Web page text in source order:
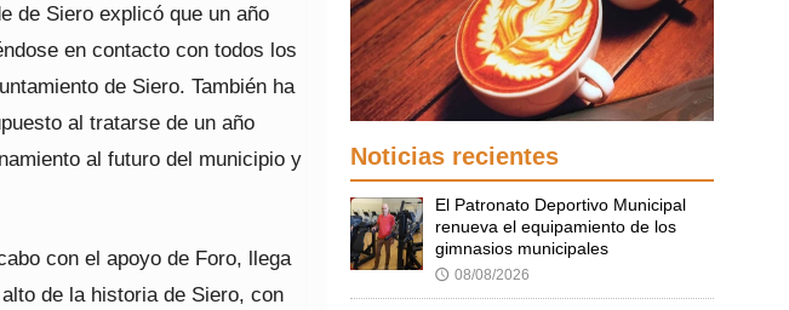
de Siero explicó que un año
en contacto con todos los
de Siero. También ha
al tratarse de un año
al futuro del municipio y
con el apoyo de Foro, llega
de la historia de Siero, con
Noticias recientes
El Patronato Deportivo Municipal
renueva el equipamiento de los
gimnasios municipales
🕔 08/08/2026